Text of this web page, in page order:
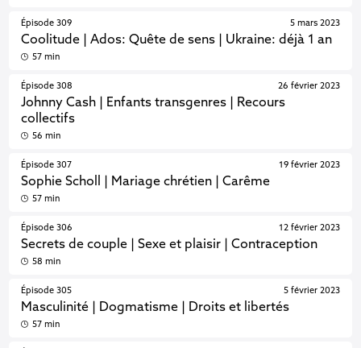
Épisode 309
Coolitude | Ados: Quête de sens | Ukraine: déjà 1 an
5 mars 2023
57 min
Épisode 308
Johnny Cash | Enfants transgenres | Recours
collectifs
26 février 2023
56 min
Épisode 307
Sophie Scholl | Mariage chrétien | Carême
19 février 2023
57 min
Épisode 306
Secrets de couple | Sexe et plaisir | Contraception
12 février 2023
58 min
Épisode 305
Masculinité | Dogmatisme | Droits et libertés
5 février 2023
57 min